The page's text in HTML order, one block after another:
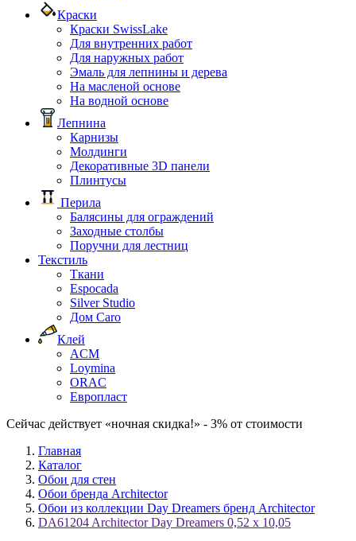
Краски
Краски SwissLake
Для внутренних работ
Для наружных работ
Эмаль для лепнины и дерева
На масленой основе
На водной основе
Лепнина
Карнизы
Молдинги
Декоративные 3D панели
Плинтусы
Перила
Балясины для ограждений
Заходные столбы
Поручни для лестниц
Текстиль
Ткани
Espocada
Silver Studio
Дом Caro
Клей
ACM
Loymina
ORAC
Европласт
Сейчас действует «ночная скидка!» - 3% от стоимости
Главная
Каталог
Обои для стен
Обои бренда Architector
Обои из коллекции Day Dreamers бренд Architector
DA61204 Architector Day Dreamers 0,52 x 10,05